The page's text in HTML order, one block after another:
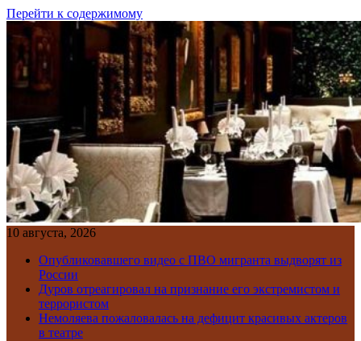
Перейти к содержимому
10 августа, 2026
Опубликовавшего видео с ПВО мигранта выдворят из
России
Дуров отреагировал на признание его экстремистом и
террористом
Немоляева пожаловалась на дефицит красивых актеров
в театре